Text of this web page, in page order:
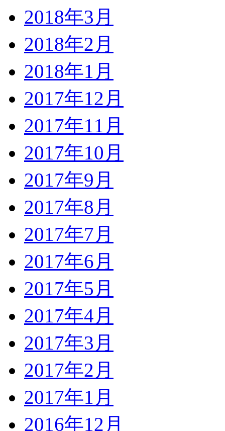
2018年3月
2018年2月
2018年1月
2017年12月
2017年11月
2017年10月
2017年9月
2017年8月
2017年7月
2017年6月
2017年5月
2017年4月
2017年3月
2017年2月
2017年1月
2016年12月